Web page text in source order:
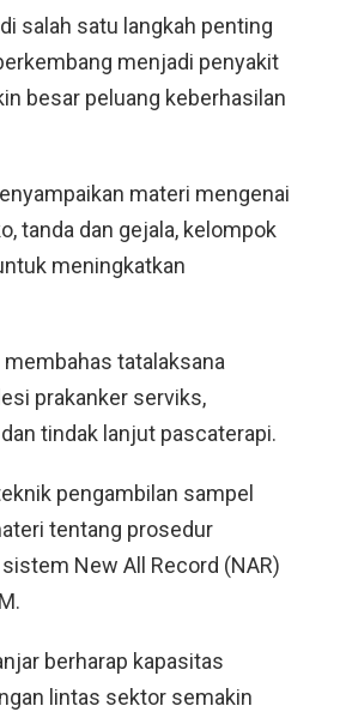
salah satu langkah penting
menjadi penyakit
besar peluang keberhasilan
materi mengenai
tanda dan gejala, kelompok
meningkatkan
tatalaksana
prakanker serviks,
tindak lanjut pascaterapi.
pengambilan sampel
tentang prosedur
New All Record (NAR)
berharap kapasitas
lintas sektor semakin